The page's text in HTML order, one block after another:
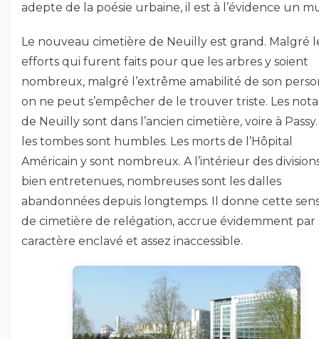
adepte de la poésie urbaine, il est à l’évidence un
Le nouveau cimetière de Neuilly est grand. Malgré
efforts qui furent faits pour que les arbres y soient
nombreux, malgré l’extrême amabilité de son
on ne peut s’empêcher de le trouver triste. Les
de Neuilly sont dans l’ancien cimetière, voire à Passy.
les tombes sont humbles. Les morts de l’Hôpital
Américain y sont nombreux. A l’intérieur des
bien entretenues, nombreuses sont les dalles
abandonnées depuis longtemps. Il donne cette
de cimetière de relégation, accrue évidemment par
caractère enclavé et assez inaccessible.